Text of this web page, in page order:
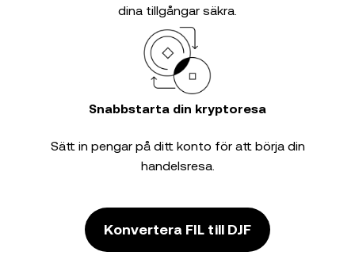
dina tillgångar säkra.
Snabbstarta din kryptoresa
Sätt in pengar på ditt konto för att börja din
handelsresa.
Konvertera FIL till DJF